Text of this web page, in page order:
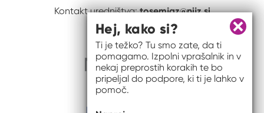
Kontakt uredništva:tosemjaz@nijz.si
Zapri
Hej, kako si?
Ti je težko? Tu smo zate, da ti
pomagamo. Izpolni vprašalnik in v
nekaj preprostih korakih te bo
pripeljal do podpore, ki ti je lahko v
pomoč.